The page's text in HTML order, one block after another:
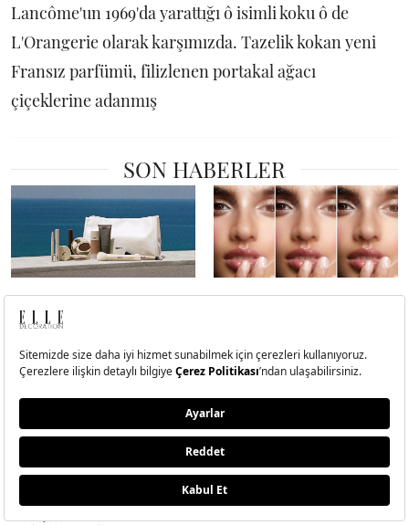
Lancôme'un 1969'da yarattığı ô isimli koku ô de
L'Orangerie olarak karşımızda. Tazelik kokan yeni
Fransız parfümü, filizlenen portakal ağacı
çiçeklerine adanmış
SON HABERLER
Güzellik Fenomenine
Güzellik Alarmı